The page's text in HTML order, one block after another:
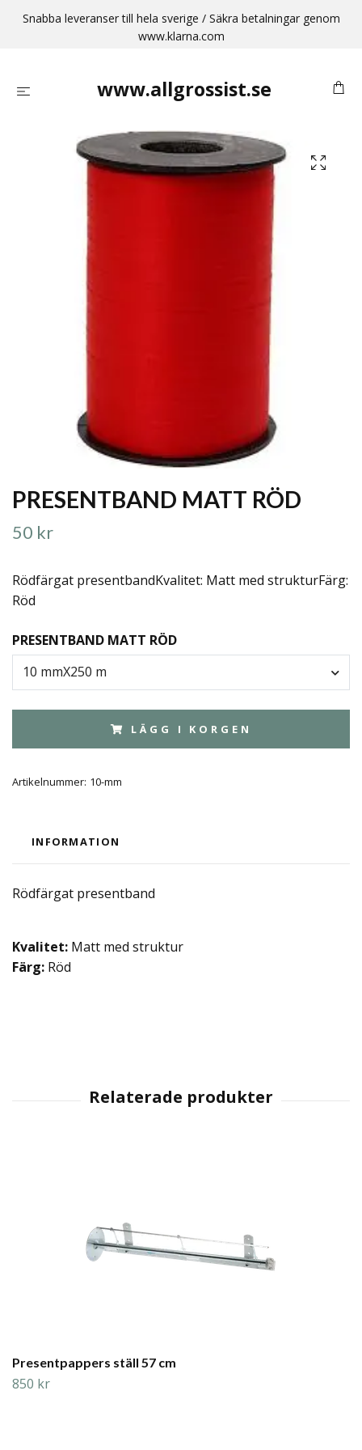
Snabba leveranser till hela sverige / Säkra betalningar genom
www.klarna.com
www.allgrossist.se
PRESENTBAND MATT RÖD
50 kr
Rödfärgat presentbandKvalitet: Matt med strukturFärg:
Röd
PRESENTBAND MATT RÖD
10 mmX250 m
LÄGG I KORGEN
Artikelnummer: 10-mm
INFORMATION
Rödfärgat presentband
Kvalitet: Matt med struktur
Färg: Röd
Presentpappers ställ 57 cm
850 kr